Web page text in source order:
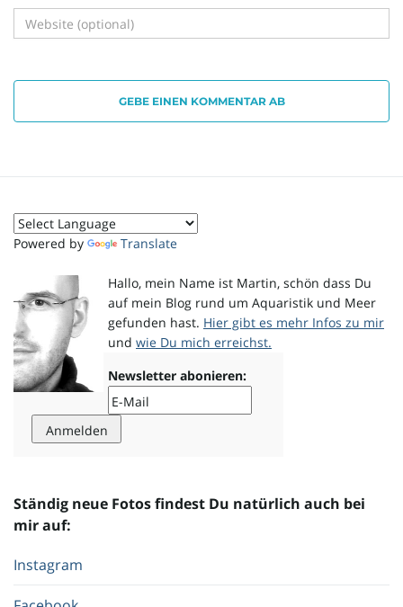
a
n
GEBE EINEN KOMMENTAR AB
Powered by Translate
Hallo, mein Name ist Martin, schön dass Du
auf mein Blog rund um Aquaristik und Meer
gefunden hast. Hier gibt es mehr Infos zu mir
und wie Du mich erreichst.
Newsletter abonieren:
Ständig neue Fotos findest Du natürlich auch bei
mir auf:
Instagram